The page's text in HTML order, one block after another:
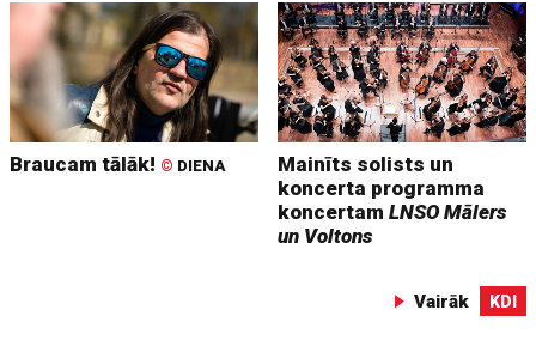
Braucam tālāk! © DIENA
Mainīts solists un
koncerta programma
koncertamLNSO Mālers
un Voltons
Vairāk KDI